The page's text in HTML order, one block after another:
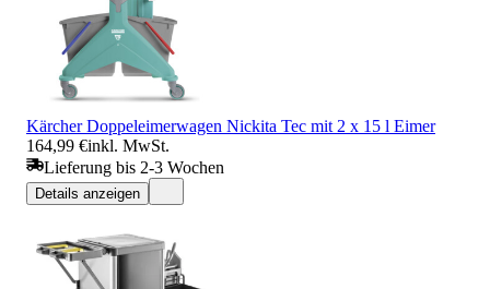
Kärcher Doppeleimerwagen Nickita Tec mit 2 x 15 l Eimer
164,99 €inkl. MwSt.
Lieferung bis 2-3 Wochen
Details anzeigen